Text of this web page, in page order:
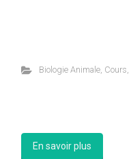
Biologie Animale, Cours,
En savoir plus